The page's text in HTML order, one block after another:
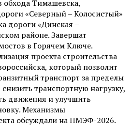
обхода Тимашевска,
«Северный – Колосистый»
дороги «Динская –
районе. Завершат
в Горячем Ключе.
проекта строительства
который позволит
транспорт за пределы
транспортную нагрузку,
движения и улучшить
Механизмы
обсуждали на ПМЭФ-2026.